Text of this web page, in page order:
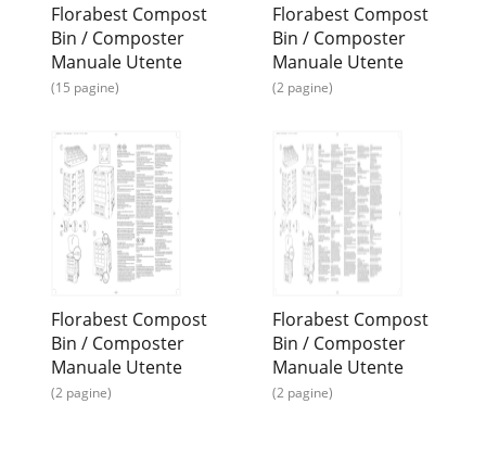
Florabest Compost
Bin / Composter
Manuale Utente
(15 pagine)
Florabest Compost
Bin / Composter
Manuale Utente
(2 pagine)
Florabest Compost
Bin / Composter
Manuale Utente
(2 pagine)
Florabest Compost
Bin / Composter
Manuale Utente
(2 pagine)